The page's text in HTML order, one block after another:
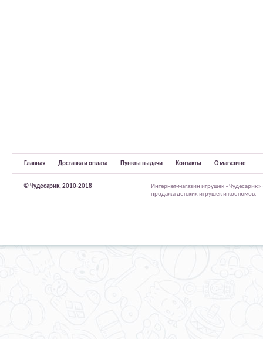
Главная Доставка и оплата Пункты выдачи Контакты О магазине
© Чудесарик, 2010-2018
Интернет-магазин игрушек
продажа детских игрушек и костюмов.